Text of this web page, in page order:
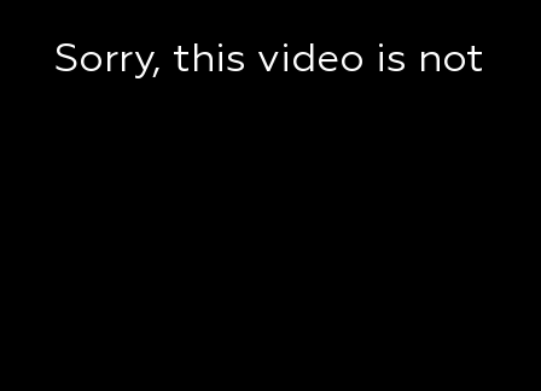
Sorry, this video is not